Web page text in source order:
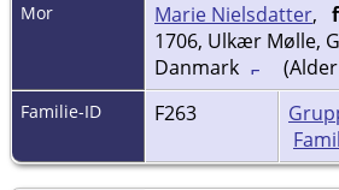
Mor Marie Nielsdatter,
1706, Ulkær Mølle,
Danmark
Familie-ID F263